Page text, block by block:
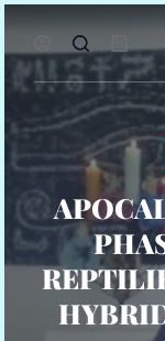
P
a
s
s
a
c
o
n